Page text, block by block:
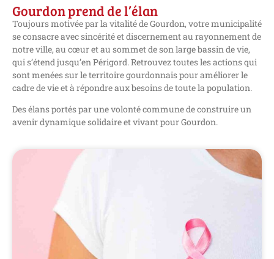
Gourdon prend de l’élan
Toujours motivée par la vitalité de Gourdon, votre municipalité
se consacre avec sincérité et discernement au rayonnement de
notre ville, au cœur et au sommet de son large bassin de vie,
qui s’étend jusqu’en Périgord. Retrouvez toutes les actions qui
sont menées sur le territoire gourdonnais pour améliorer le
cadre de vie et à répondre aux besoins de toute la population.
Des élans portés par une volonté commune de construire un
avenir dynamique solidaire et vivant pour Gourdon.